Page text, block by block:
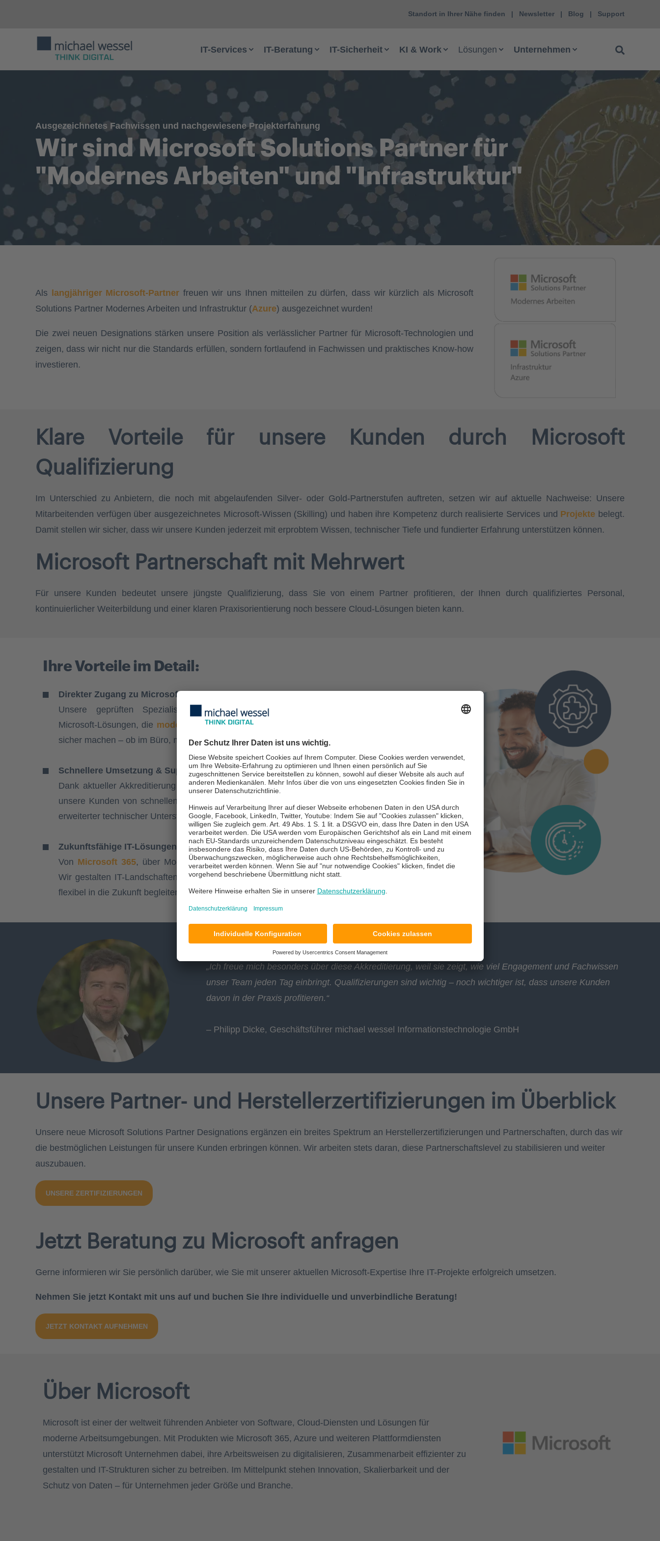
Standort in Ihrer Nähe finden Newsletter Blog Support
IT-Services IT-Beratung IT-Sicherheit KI & Work Lösungen Unternehmen
Ausgezeichnetes Fachwissen und nachgewiesene Projekterfahrung
Wir sind Microsoft Solutions Partner für
"Modernes Arbeiten" und "Infrastruktur"
Als langjähriger Microsoft-Partner freuenwir uns Ihnen mitteilen zu dürfen, dass wir kürzlich als Microsoft
Solutions Partner Modernes Arbeiten und Infrastruktur (Azure) ausgezeichnet wurden!
Die zwei neuen Designations stärken unsere Position als verlässlicher Partner für Microsoft-Technologien und
zeigen, dass wir nicht nur die Standards erfüllen, sondern fortlaufend in Fachwissen und praktisches Know-how
investieren.
Klare Vorteile für unsere Kunden durch Microsoft
Qualifizierung
Im Unterschied zu Anbietern, die noch mit abgelaufenden Silver- oder Gold-Partnerstufen auftreten, setzen wir auf aktuelle Nachweise: Unsere
Mitarbeitenden verfügen über ausgezeichnetes Microsoft-Wissen (Skilling) und haben ihre Kompetenz durch realisierte Services und Projekte belegt.
Damit stellen wir sicher, dass wir unsere Kunden jederzeit mit erprobtem Wissen, technischer Tiefe und fundierter Erfahrung unterstützen können.
Microsoft Partnerschaft mit Mehrwert
Für unsere Kunden bedeutet unsere jüngste Qualifizierung, dass Sie von einem Partner profitieren, der Ihnen durch qualifiziertes Personal,
kontinuierlicher Weiterbildung und einer klaren Praxisorientierung noch bessere Cloud-Lösungen bieten kann.
Ihre Vorteile im Detail:
Direkter Zugang zu Microsoft-Know-how:
Unsere geprüften Spezialisten planen, implementieren und betreuen
Microsoft-Lösungen, die moderne Arbeitsumgebungen
sicher machen – ob im Büro, mobil oder in derCloud.
Schnellere Umsetzung & Support:
Dank aktueller Akkreditierung und direkter Kontakte zuMicrosoftprofitieren
unsere Kunden von schnellen Reaktionszeiten, Priorisierung im Support und
erweiterter technischer Unterstützung.
Zukunftsfähige IT-Lösungen
Von Microsoft 365, über Modern Workplace bis hin zur Azure-Infrastruktur:
Wir gestalten IT-Landschaften, die mitwachsen und Unternehmen sicher und
flexibel in die Zukunft begleiten.
„Ich freue mich besonders über diese Akkreditierung, weil sie zeigt, wie viel Engagement und Fachwissen
unser Team jeden Tag einbringt. Qualifizierungen sind wichtig – noch wichtiger ist, dass unsere Kunden
davon in der Praxis profitieren.“
– Philipp Dicke, Geschäftsführer michael wessel Informationstechnologie GmbH
Unsere Partner- und Herstellerzertifizierungen im Überblick
Unsere neue Microsoft Solutions Partner Designations ergänzen ein breites Spektrum an Herstellerzertifizierungen und Partnerschaften, durch das wir
die bestmöglichen Leistungen für unsere Kunden erbringen können. Wir arbeiten stets daran, diese Partnerschaftslevel zu stabilisieren und weiter
auszubauen.
UNSERE ZERTIFIZIERUNGEN
Jetzt Beratung zu Microsoft anfragen
Gerne informieren wir Sie persönlich darüber, wie Sie mit unserer aktuellen Microsoft-Expertise Ihre IT-Projekte erfolgreich umsetzen.
Nehmen Sie jetzt Kontakt mit uns auf und buchen Sie Ihre individuelle und unverbindliche Beratung!
JETZT KONTAKT AUFNEHMEN
Über Microsoft
Microsoft ist einer der weltweit führenden Anbieter von Software, Cloud-Diensten und Lösungen für
moderne Arbeitsumgebungen. Mit Produkten wie Microsoft 365, Azure und weiteren Plattformdiensten
unterstützt Microsoft Unternehmen dabei, ihre Arbeitsweisen zu digitalisieren, Zusammenarbeit effizienter zu
gestalten und IT-Strukturen sicher zu betreiben. Im Mittelpunkt stehen Innovation, Skalierbarkeit und der
Schutz von Daten – für Unternehmen jeder Größe und Branche.